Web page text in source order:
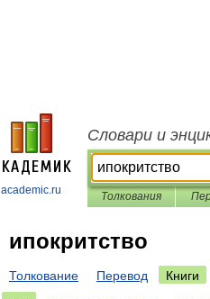
academic.ru
Словари и
Толкования
ипокритство
Толкование Перевод
Книги